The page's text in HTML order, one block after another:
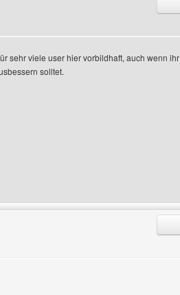
sehr viele user hier vorbildhaft, auch wenn ihr
solltet.